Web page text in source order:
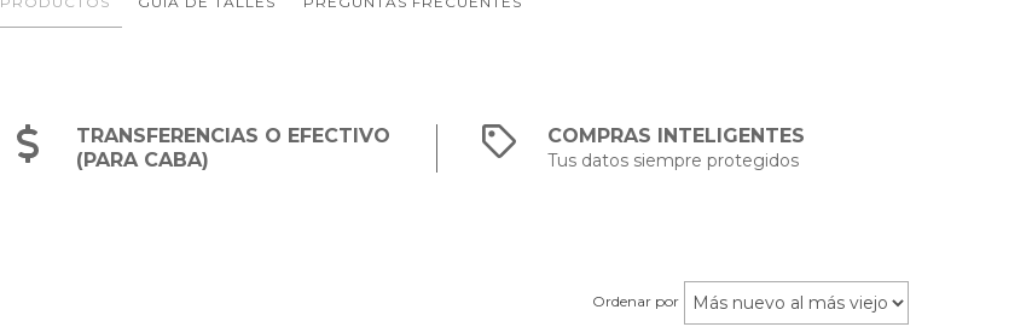
TRANSFERENCIAS O EFECTIVO
(PARA CABA)
COMPRAS INTELIGENTES
Tus datos siempre protegidos
Ordenar por